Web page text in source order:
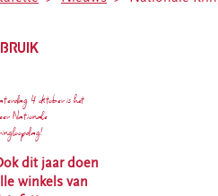
4 oktober is het
Nationale
dit jaar doen
winkels van